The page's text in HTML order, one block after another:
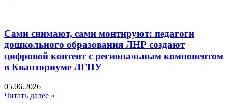
Сами снимают, сами монтируют: педагоги
дошкольного образования ЛНР создают
цифровой контент с региональным компонентом
в Кванториуме ЛГПУ​
05.06.2026
Читать далее »